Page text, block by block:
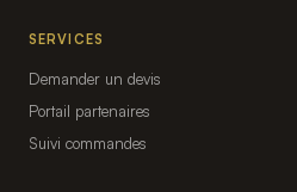
SERVICES
Demander un devis
Portail partenaires
Suivi commandes